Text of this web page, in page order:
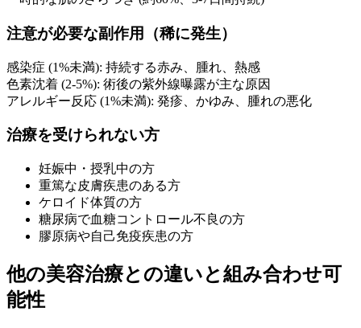
注意が必要な副作用（稀に発生）
感染症 (1%未満): 持続する赤み、腫れ、熱感
色素沈着 (2-5%): 術後の紫外線曝露が主な原因
アレルギー反応 (1%未満): 発疹、かゆみ、腫れの悪化
治療を受けられない方
妊娠中・授乳中の方
重篤な皮膚疾患のある方
ケロイド体質の方
糖尿病で血糖コントロール不良の方
膠原病や自己免疫疾患の方
他の美容治療との違いと組み合わせ可
能性